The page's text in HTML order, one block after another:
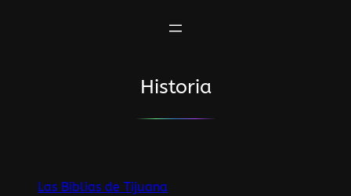
Historia
Las Biblias de Tijuana